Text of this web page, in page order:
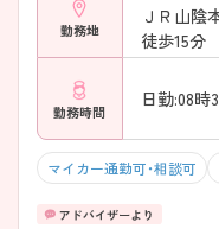
勤務地
ＪＲ山陰
徒歩15分
勤務時間
日勤:08時
マイカー通勤可・相談可